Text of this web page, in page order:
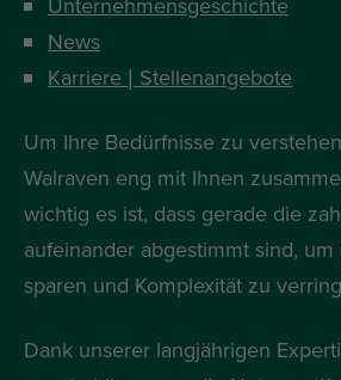
Unternehmensgeschichte
News
Karriere | Stellenangebote
Um Ihre Bedürfnisse zu
Walraven eng mit Ihnen
wichtig es ist, dass gerade die
aufeinander abgestimmt sind, um
sparen und Komplexität zu
Dank unserer langjährigen